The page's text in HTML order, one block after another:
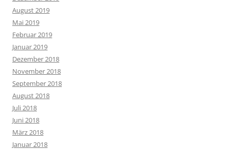
August 2019
Mai 2019
Februar 2019
Januar 2019
Dezember 2018
November 2018
September 2018
August 2018
Juli 2018
Juni 2018
März 2018
Januar 2018